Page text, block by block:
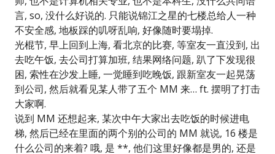
言, so, 没什么好说的. 只能说锦江之星的七楼总给人一种
不安全感, 地板踩的叽呀乱响, 好像随时要塌掉.
光棍节, 早上回到上海, 看北京的比赛, 等室友一直没到, 出
去吃午饭, 去公司打算加班, 结果网络问题, 趴了下发现很
困, 索性在沙发上睡, 一觉睡到吃晚饭, 跟新室友一起晃荡
到公司, 然后就看见某人带了五个 MM 来… ft. 摆明了打击
大家啊.
说到 MM 还想起来, 某次中午大家出去吃饭的时候进电
梯, 然后已经在里面的两个别的公司的 MM 就说, 16 楼是
什么公司的来着? 哦, 是 **, 他们这里好像都是男的, 还是